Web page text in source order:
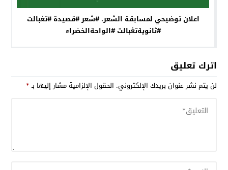
اعلان توضيحي لمسابقة الشعر. #شعر #قصيدة #تغبالت
#ثانويةتغبالت #الواحةالخضراء
اترك تعليق
لن يتم نشر عنوان بريدك الإلكتروني. الحقول الإلزامية مشار إليها بـ*